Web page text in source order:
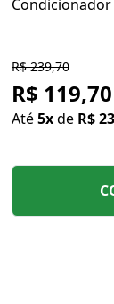
R$ 239,70
R$ 119,70
Até5xde R$